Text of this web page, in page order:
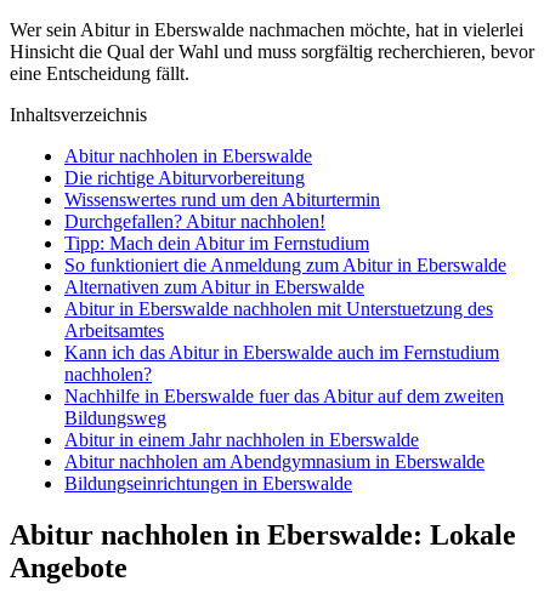
Wer sein Abitur in Eberswalde nachmachen möchte, hat in vielerlei
Hinsicht die Qual der Wahl und muss sorgfältig recherchieren, bevor
eine Entscheidung fällt.
Inhaltsverzeichnis
Abitur nachholen in Eberswalde
Die richtige Abiturvorbereitung
Wissenswertes rund um den Abiturtermin
Durchgefallen? Abitur nachholen!
Tipp: Mach dein Abitur im Fernstudium
So funktioniert die Anmeldung zum Abitur in Eberswalde
Alternativen zum Abitur in Eberswalde
Abitur in Eberswalde nachholen mit Unterstuetzung des
Arbeitsamtes
Kann ich das Abitur in Eberswalde auch im Fernstudium
nachholen?
Nachhilfe in Eberswalde fuer das Abitur auf dem zweiten
Bildungsweg
Abitur in einem Jahr nachholen in Eberswalde
Abitur nachholen am Abendgymnasium in Eberswalde
Bildungseinrichtungen in Eberswalde
Abitur nachholen in Eberswalde: Lokale
Angebote